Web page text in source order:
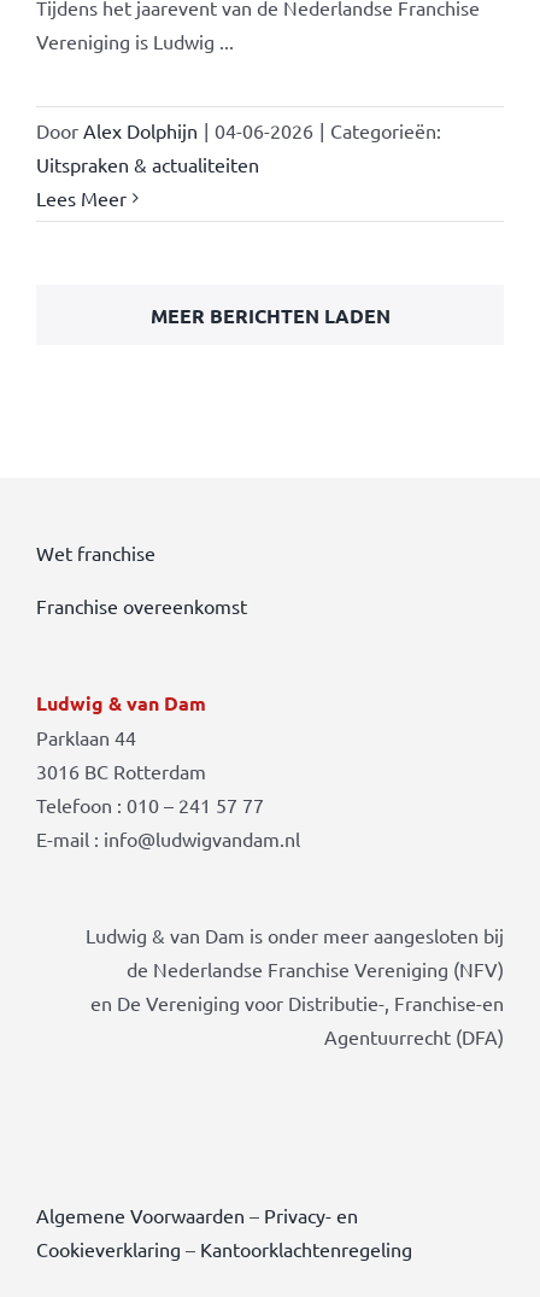
Tijdens het jaarevent van de Nederlandse Franchise
Vereniging is Ludwig ...
Door Alex Dolphijn | 04-06-2026 | Categorieën:
Uitspraken & actualiteiten
Lees Meer
MEER BERICHTEN LADEN
Wet franchise
Franchise overeenkomst
Ludwig & van Dam
Parklaan 44
3016 BC Rotterdam
Telefoon : 010 – 241 57 77
E-mail : info@ludwigvandam.nl
Ludwig & van Dam is onder meer aangesloten bij
de Nederlandse Franchise Vereniging (NFV)
en De Vereniging voor Distributie-, Franchise-en
Agentuurrecht (DFA)
Algemene Voorwaarden – Privacy- en
Cookieverklaring – Kantoorklachtenregeling